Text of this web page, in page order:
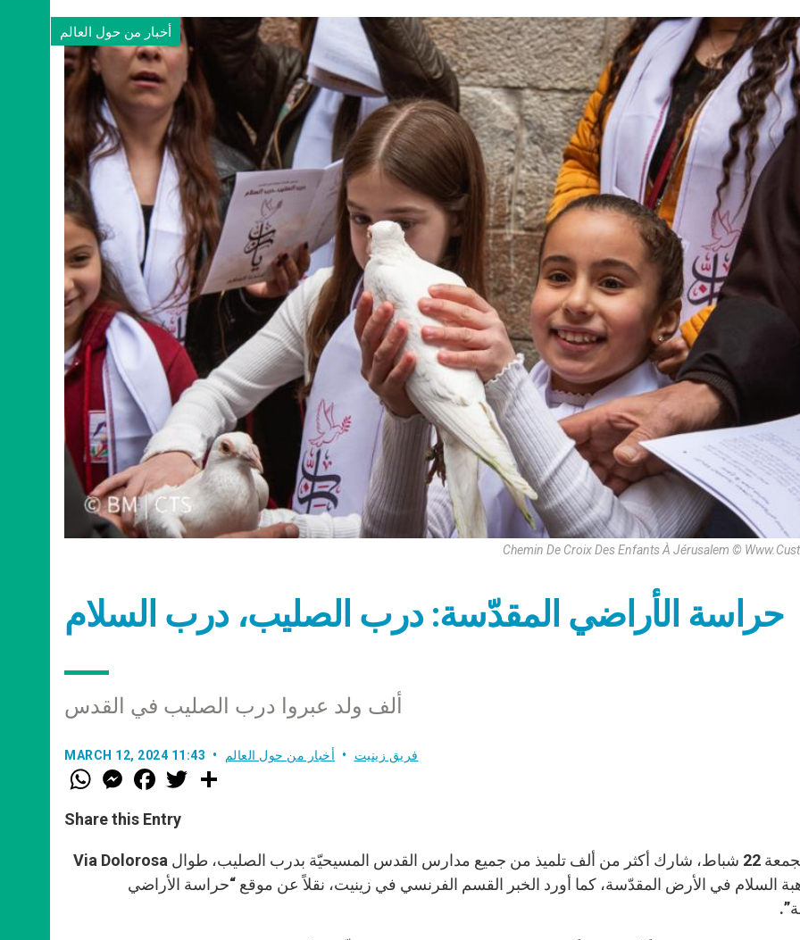
أخبار من حول العالم
Chemin De Croix Des Enfants À Jérusalem ©
حراسة الأراضي المقدّسة: درب الصليب، درب السلام
ألف ولد عبروا درب الصليب في القدس
MARCH 12, 2024 11:43 فريق زينيت أخبار من حول العالم
W
h
t
s
p
p
M
e
s
e
g
e
r
F
a
e
b
o
k
w
r
Share this Entry
صباح الجمعة 22 شباط، شارك أكثر من ألف تلميذ من جميع مدارس القدس المسيحيّة بدرب الصليب، طوال Via Dolorosa
السلام في الأرض المقدّسة، كما أورد الخبر القسم الفرنسي في زينيت، نقلاً عن موقع “حراسة الأراضي